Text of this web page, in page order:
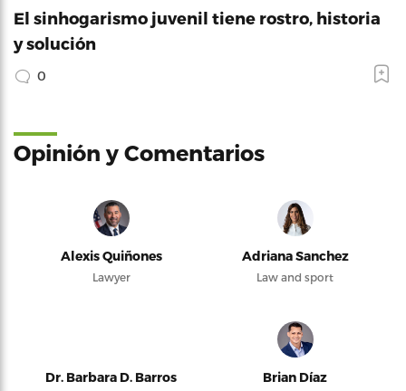
El sinhogarismo juvenil tiene rostro, historia
y solución
0
Opinión y Comentarios
Alexis Quiñones
Lawyer
Adriana Sanchez
Law and sport
Dr. Barbara D. Barros Brian Díaz